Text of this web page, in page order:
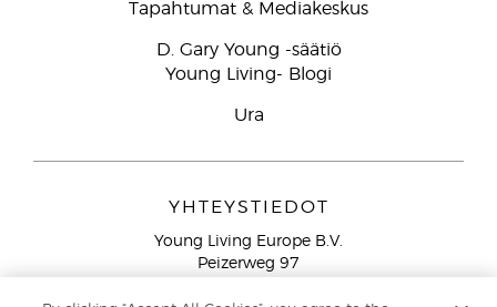
Tapahtumat & Mediakeskus
D. Gary Young -säätiö
Young Living- Blogi
Ura
YHTEYSTIEDOT
Young Living Europe B.V.
Peizerweg 97